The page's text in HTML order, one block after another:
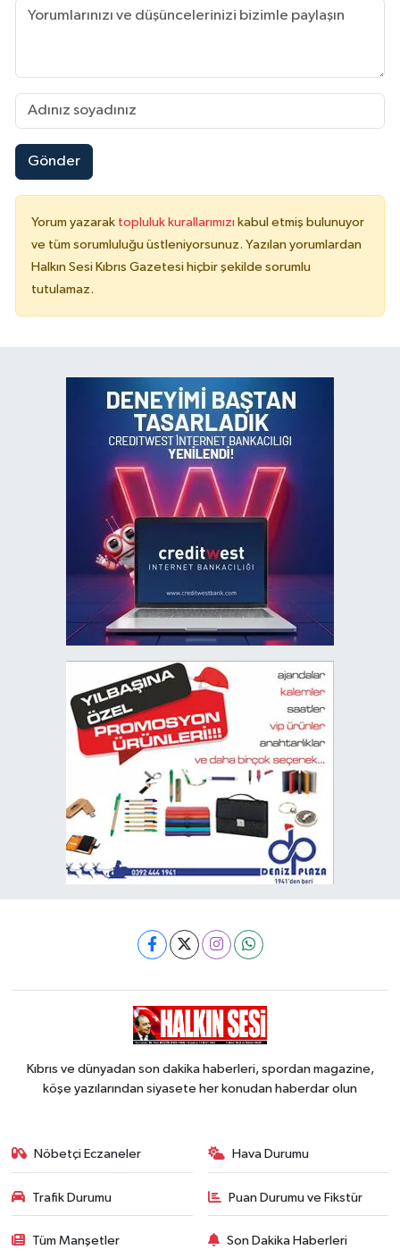
Gönder
Yorum yazarak topluluk kurallarımızı kabul etmiş bulunuyor
ve tüm sorumluluğu üstleniyorsunuz. Yazılan yorumlardan
Halkın Sesi Kıbrıs Gazetesi hiçbir şekilde sorumlu
tutulamaz.
Kıbrıs ve dünyadan son dakika haberleri, spordan magazine,
köşe yazılarından siyasete her konudan haberdar olun
Nöbetçi Eczaneler Hava Durumu
Trafik Durumu Puan Durumu ve Fikstür
Tüm Manşetler Son Dakika Haberleri